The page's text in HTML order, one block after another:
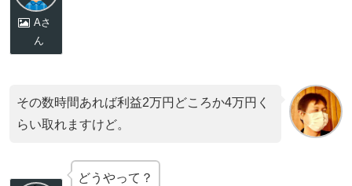
Aさ
ん
その数時間あれば利益2万円どころか4万円く
らい取れますけど。
どうやって？